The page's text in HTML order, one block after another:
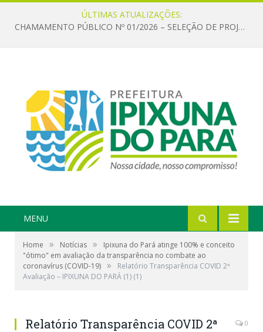
ÚLTIMAS ATUALIZAÇÕES:
CHAMAMENTO PÚBLICO Nº 01/2026 – SELEÇÃO DE PROJETOS PARA FIRMAR TERMO DE EXECUÇÃO CULTURAL COM RECURSOS DA POLÍTICA NACIONAL ALDIR BLANC DE FOMENTO À CULTURA – PNAB (LEI Nº 14.399/2022)
MENU
Home » Notícias »
Ipixuna do Pará atinge 100% e conceito
"ótimo" em avaliação da transparência no combate ao
coronavírus (COVID-19) »
Relatório Transparência COVID 2ª
Avaliação – IPIXUNA DO PARÁ (1) (1)
Relatório Transparência COVID 2ª
0